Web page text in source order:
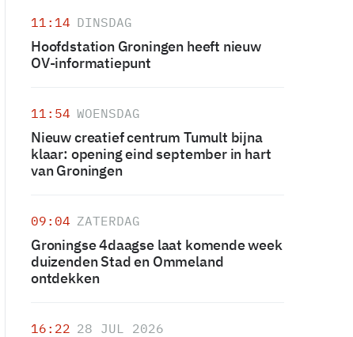
11:14 DINSDAG
Hoofdstation Groningen heeft nieuw
OV-informatiepunt
11:54 WOENSDAG
Nieuw creatief centrum Tumult bijna
klaar: opening eind september in hart
van Groningen
09:04 ZATERDAG
Groningse 4daagse laat komende week
duizenden Stad en Ommeland
ontdekken
16:22 28 JUL 2026